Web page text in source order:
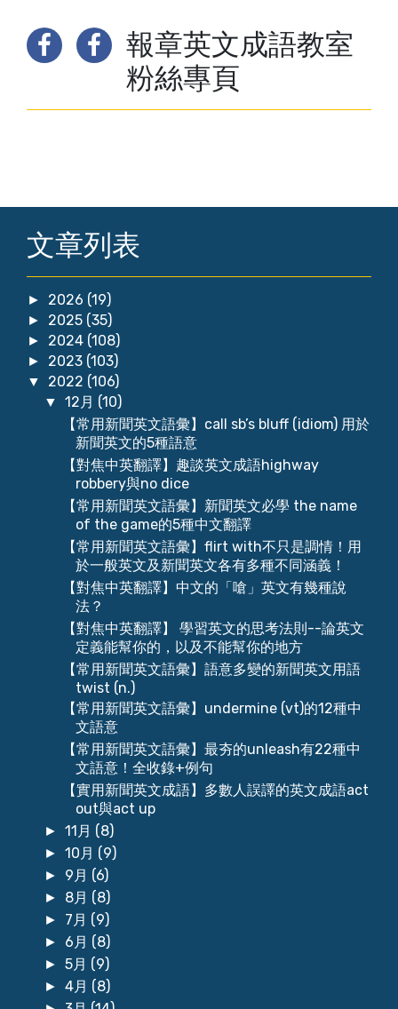
報章英文成語教室
粉絲專頁
文章列表
► 2026 (19)
► 2025 (35)
► 2024 (108)
► 2023 (103)
▼ 2022 (106)
▼12月 (10)
【常用新聞英文語彙】call sb’s bluff (idiom) 用於
新聞英文的5種語意
【對焦中英翻譯】趣談英文成語highway
robbery與no dice
【常用新聞英文語彙】新聞英文必學 the name
of the game的5種中文翻譯
【常用新聞英文語彙】flirt with不只是調情！用
於一般英文及新聞英文各有多種不同涵義！
【對焦中英翻譯】中文的「嗆」英文有幾種說
法？
【對焦中英翻譯】 學習英文的思考法則--論英文
定義能幫你的，以及不能幫你的地方
【常用新聞英文語彙】語意多變的新聞英文用語
twist (n.)
【常用新聞英文語彙】undermine (vt)的12種中
文語意
【常用新聞英文語彙】最夯的unleash有22種中
文語意！全收錄+例句
【實用新聞英文成語】多數人誤譯的英文成語act
out與act up
►11月 (8)
►10月 (9)
► 9月 (6)
► 8月 (8)
► 7月 (9)
► 6月 (8)
►5月 (9)
►4月 (8)